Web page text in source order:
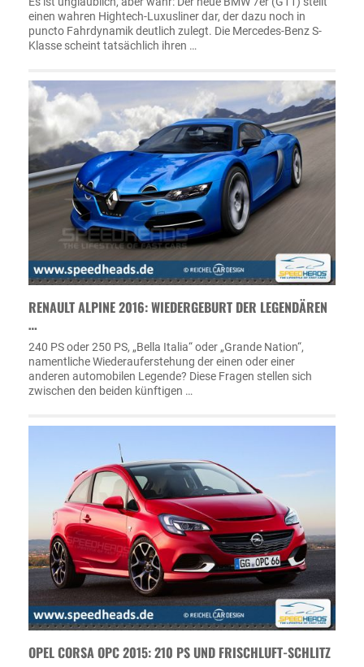
einen wahren Hightech-Luxusliner dar, der dazu noch in
puncto Fahrdynamik deutlich zulegt. Die Mercedes-Benz S-
Klasse scheint tatsächlich ihren …
RENAULT ALPINE 2016: WIEDERGEBURT DER LEGENDÄREN
…
240 PS oder 250 PS, „Bella Italia“ oder „Grande Nation“,
namentliche Wiederauferstehung der einen oder einer
anderen automobilen Legende? Diese Fragen stellen sich
zwischen den beiden künftigen …
OPEL CORSA OPC 2015: 210 PS UND FRISCHLUFT-SCHLITZ